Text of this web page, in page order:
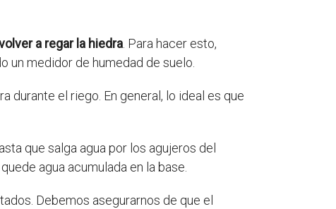
a regar la hiedra. Para hacer esto,
un medidor de humedad de suelo.
durante el riego. En general, lo ideal es que
que salga agua por los agujeros del
agua acumulada en la base.
Debemos asegurarnos de que el